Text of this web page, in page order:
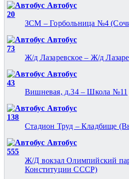
Автобус
20
ЗСМ – Горбольница №4
Автобус
73
Ж/д Лазаревское – Ж/д
Автобус
43
Вишневая, д.34 – Школа №11
Автобус
138
Стадион Труд – Кладбище
Автобус
555
Ж/Д вокзал Олимпийский
Конституции СССР)